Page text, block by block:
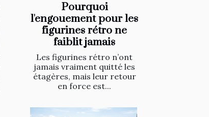
Pourquoi
l'engouement pour les
figurines rétro ne
faiblit jamais
Les figurines rétro n’ont
jamais vraiment quitté les
étagères, mais leur retour
en force est...